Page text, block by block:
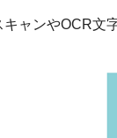
ャンやOCR文